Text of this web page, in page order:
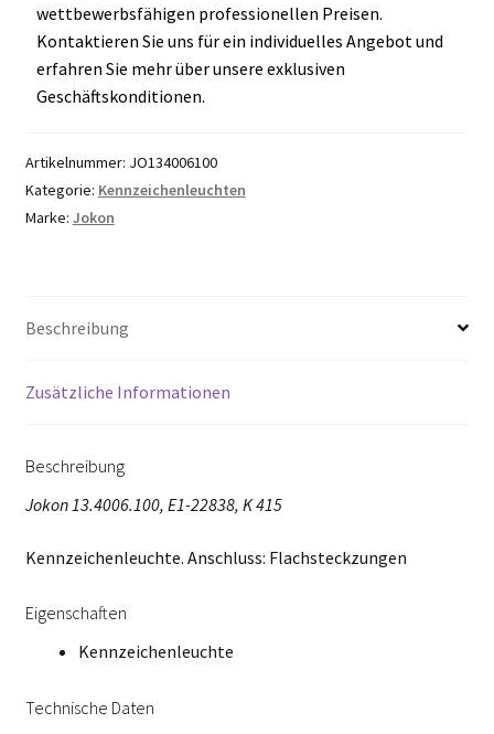
wettbewerbsfähigen professionellen Preisen.
Kontaktieren Sie uns für ein individuelles Angebot und
erfahren Sie mehr über unsere exklusiven
Geschäftskonditionen.
Artikelnummer: JO134006100
Kategorie: Kennzeichenleuchten
Marke: Jokon
Beschreibung
Zusätzliche Informationen
Beschreibung
Jokon 13.4006.100, E1-22838, K 415
Kennzeichenleuchte. Anschluss: Flachsteckzungen
Eigenschaften
Kennzeichenleuchte
Technische Daten